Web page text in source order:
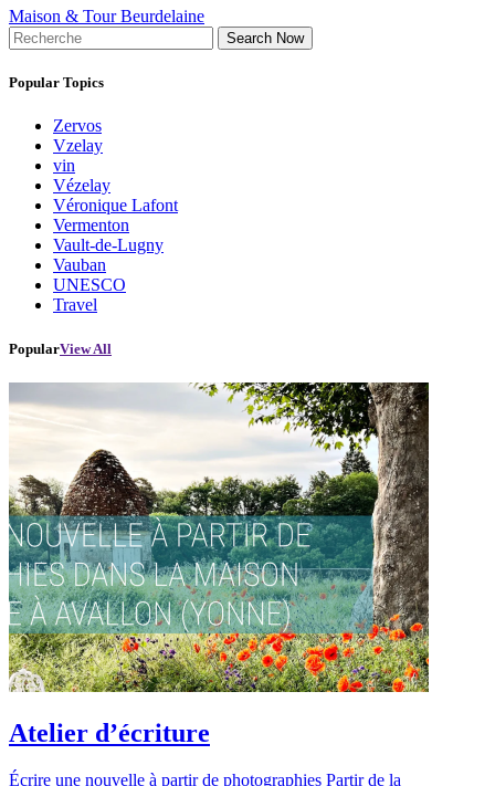
Maison & Tour Beurdelaine
Search Now
Popular Topics
Zervos
Vzelay
vin
Vézelay
Véronique Lafont
Vermenton
Vault-de-Lugny
Vauban
UNESCO
Travel
PopularView All
Atelier d’écriture
Écrire une nouvelle à partir de photographies Partir de la